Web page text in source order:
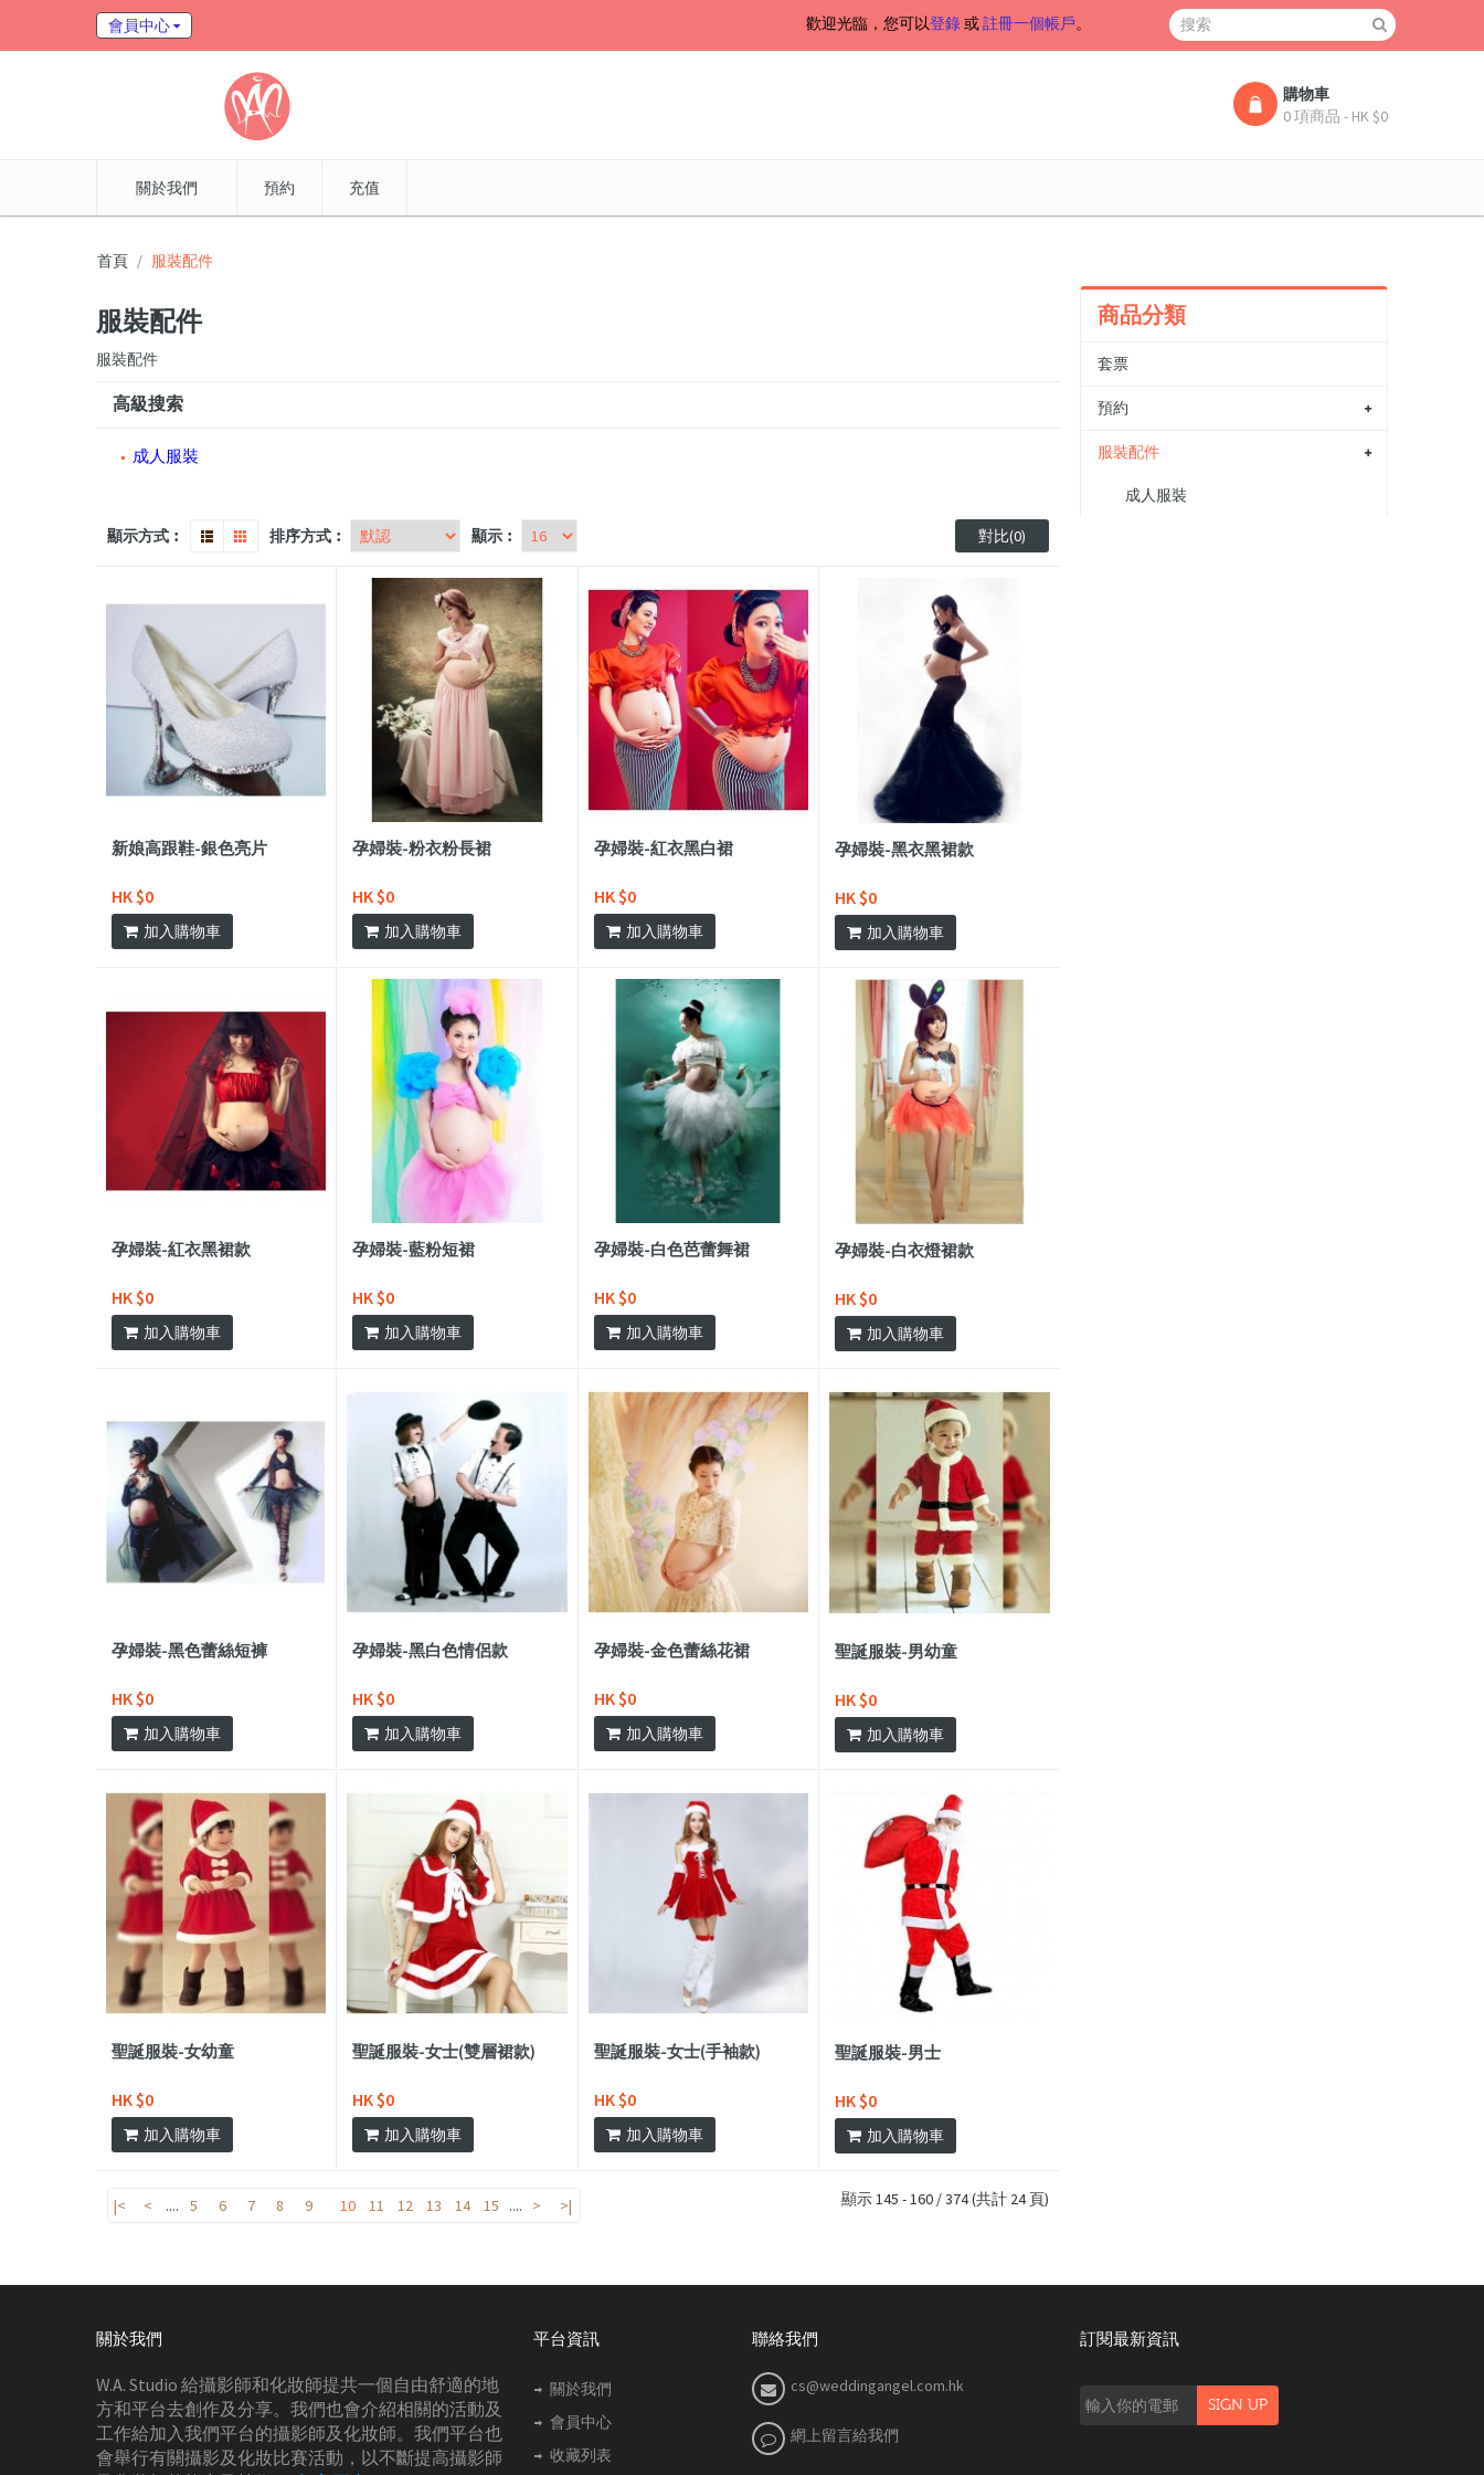
會員中心 歡迎光臨，您可以登錄或註冊一個帳戶。
購物車
0 項商品 - HK $0
關於我們 預約 充值
首頁 服裝配件
服裝配件
服裝配件
高級搜索
成人服裝
顯示方式︰ 對比(0)
排序方式︰ 顯示︰
新娘高跟鞋-銀色亮片
HK $0
加入購物車
孕婦裝-粉衣粉長裙
HK $0
加入購物車
孕婦裝-紅衣黑白裙
HK $0
加入購物車
孕婦裝-黑衣黑裙款
HK $0
加入購物車
孕婦裝-紅衣黑裙款
HK $0
加入購物車
孕婦裝-藍粉短裙
HK $0
加入購物車
孕婦裝-白色芭蕾舞裙
HK $0
加入購物車
孕婦裝-白衣燈裙款
HK $0
加入購物車
孕婦裝-黑色蕾絲短褲
HK $0
加入購物車
孕婦裝-黑白色情侶款
HK $0
加入購物車
孕婦裝-金色蕾絲花裙
HK $0
加入購物車
聖誕服裝-男幼童
HK $0
加入購物車
聖誕服裝-女幼童
HK $0
加入購物車
聖誕服裝-女士(雙層裙款)
HK $0
加入購物車
聖誕服裝-女士(手袖款)
HK $0
加入購物車
聖誕服裝-男士
HK $0
加入購物車
|< < .... 5 6 7 8 9 10 11 12 13 14 15 .... > >| 顯示 145 - 160 / 374 (共計 24 頁)
商品分類
套票
預約
服裝配件
成人服裝
關於我們
W.A. Studio 給攝影師和化妝師提共一個自由舒適的地
方和平台去創作及分享。我們也會介紹相關的活動及
工作給加入我們平台的攝影師及化妝師。我們平台也
會舉行有關攝影及化妝比賽活動，以不斷提高攝影師
平台資訊
關於我們
會員中心
收藏列表
聯絡我們
cs@weddingangel.com.hk
網上留言給我們
訂閱最新資訊